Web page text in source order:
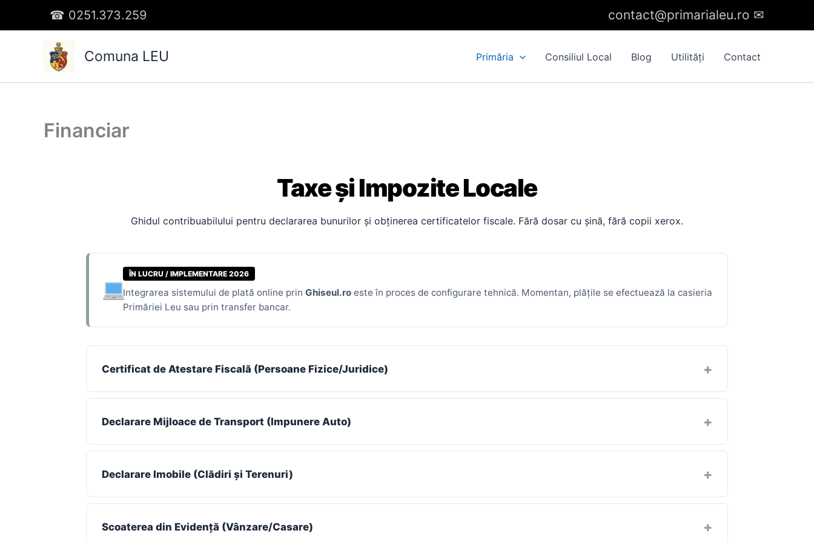
☎︎ 0251.373.259 contact@primarialeu.ro ✉︎
Comuna LEU Primăria Consiliul Local Blog Utilități Contact
Financiar
Taxe și Impozite Locale
Ghidul contribuabilului pentru declararea bunurilor și obținerea certificatelor fiscale. Fără dosar cu șină, fără copii xerox.
ÎN LUCRU / IMPLEMENTARE 2026
Integrarea sistemului de plată online prin Ghiseul.roeste în proces de configurare tehnică. Momentan, plățile se efectuează la casieria
Primăriei Leu sau prin transfer bancar.
Certificat de Atestare Fiscală (Persoane Fizice/Juridice)
Declarare Mijloace de Transport (Impunere Auto)
Declarare Imobile (Clădiri și Terenuri)
Scoaterea din Evidență (Vânzare/Casare)